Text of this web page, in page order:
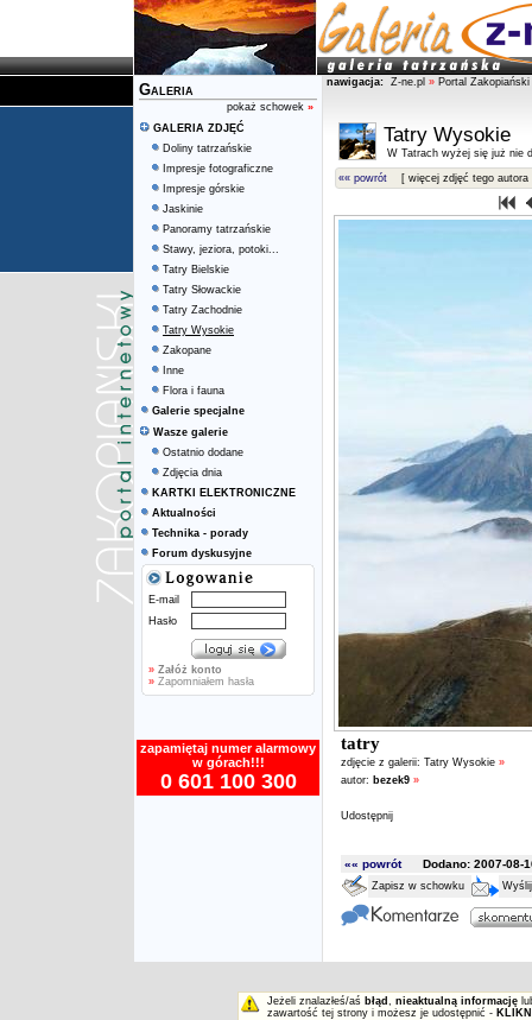
Galeria
pokaż schowek »
GALERIA ZDJĘĆ
Doliny tatrzańskie
Impresje fotograficzne
Impresje górskie
Jaskinie
Panoramy tatrzańskie
Stawy, jeziora, potoki...
Tatry Bielskie
Tatry Słowackie
Tatry Zachodnie
Tatry Wysokie
Zakopane
Inne
Flora i fauna
Galerie specjalne
Wasze galerie
Ostatnio dodane
Zdjęcia dnia
KARTKI ELEKTRONICZNE
Aktualności
Technika - porady
Forum dyskusyjne
E-mail
Hasło
» Załóż konto
» Zapomniałem hasła
zapamiętaj numer alarmowy
w górach!!!
0 601 100 300
nawigacja: Z-ne.pl » Portal Zakopiański
Tatry Wysokie
W Tatrach wyżej się już nie
«« powrót [ więcej zdjęć tego autora
tatry
zdjęcie z galerii: Tatry Wysokie »
autor: bezek9 »
Udostępnij
«« powrótDodano: 2007-08-
Zapisz w schowku
Jeżeli znalazłeś/aś błąd , nieaktualną informację
zawartość tej strony i możesz je udostępnić -